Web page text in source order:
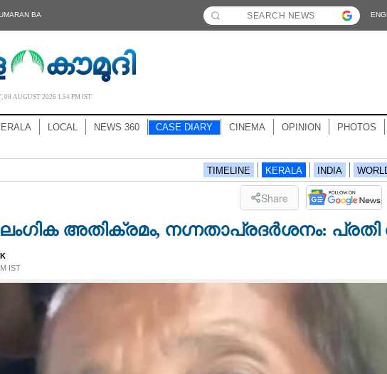
BA
08 AUGUST 2026 1.54 PM IST
LOCAL NEWS 360 CASE DIARY CINEMA OPINION PHOTOS
TIMELINE KERALA INDIA
Share
അതിക്രമം, നഗ്നതാപ്രദ‌ർശനം: പ്രതി
IST